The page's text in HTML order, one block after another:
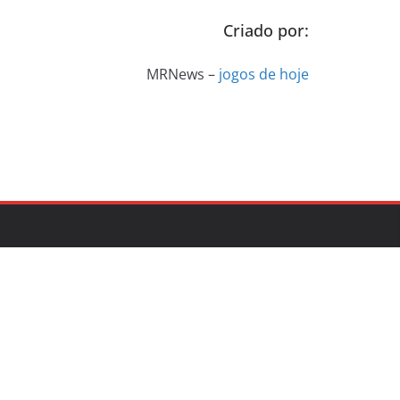
Criado por:
MRNews – jogos de hoje